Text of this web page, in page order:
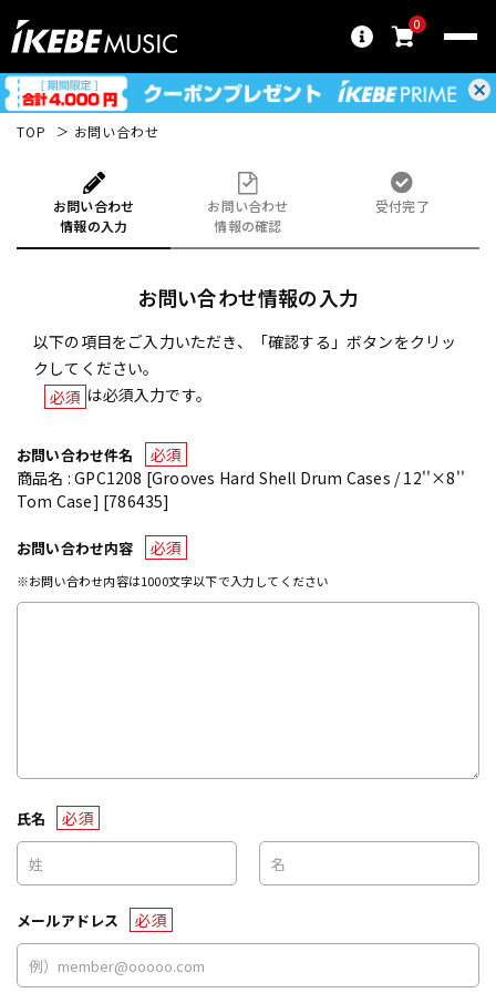
0
TOP お問い合わせ
お問い合わせ
情報の入力
お問い合わせ
情報の確認
受付完了
お問い合わせ情報の入力
以下の項目をご入力いただき、「確認する」ボタンをクリッ
クしてください。
必須 は必須入力です。
お問い合わせ件名
必須
商品名 : GPC1208 [Grooves Hard Shell Drum Cases / 12''×8''
Tom Case] [786435]
お問い合わせ内容 必須
※お問い合わせ内容は1000文字以下で入力してください
氏名 必須
メールアドレス 必須